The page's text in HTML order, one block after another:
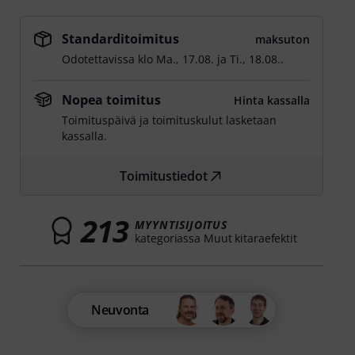
Standarditoimitus
maksuton
Odotettavissa klo Ma., 17.08. jaTi., 18.08..
Nopea toimitus
Hinta kassalla
Toimituspäivä ja toimituskulut lasketaan
kassalla.
Toimitustiedot
213 MYYNTISIJOITUS
kategoriassa Muut kitaraefektit
Neuvonta